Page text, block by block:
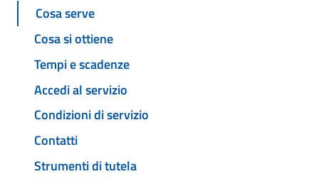
Cosa serve
Cosa si ottiene
Tempi e scadenze
Accedi al servizio
Condizioni di servizio
Contatti
Strumenti di tutela